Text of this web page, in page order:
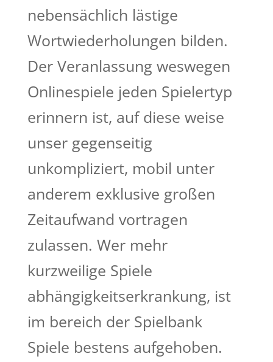
nebensächlich lästige
Wortwiederholungen bilden.
Der Veranlassung weswegen
Onlinespiele jeden Spielertyp
erinnern ist, auf diese weise
unser gegenseitig
unkompliziert, mobil unter
anderem exklusive großen
Zeitaufwand vortragen
zulassen. Wer mehr
kurzweilige Spiele
abhängigkeitserkrankung, ist
im bereich der Spielbank
Spiele bestens aufgehoben.